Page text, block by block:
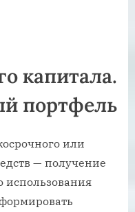
капитала.
портфель
или
— получение
использования